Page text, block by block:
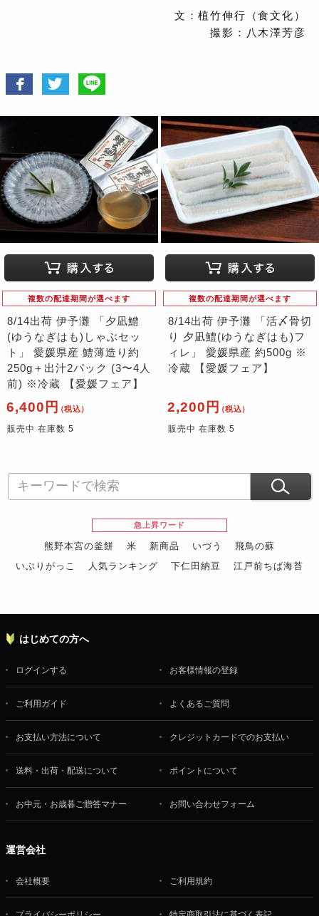
文：植竹伸行（食文化）
撮影：八木澤芳彦
複数の配達期間が選べます
8/14出荷 伊予灘 「夕凪鱧
(ゆうなぎはも)しゃぶセッ
ト」 愛媛県産 鱧薄造り約
250g＋出汁2パック (3〜4人
前) ※冷蔵 【愛媛フェア】
6,400円 （税込）
販売中 在庫数 5
複数の配達期間が選べます
8/14出荷 伊予灘 「活〆骨切
り 夕凪鱧(ゆうなぎはも)フ
ィレ」 愛媛県産 約500g ※
冷蔵 【愛媛フェア】
2,200円 （税込）
販売中 在庫数 5
急上昇ワード
熊野本宮の釜餅 米 新商品 いづう
飛鳥の蘇
いぶりがっこ
人気ランキング 下仁田納豆
江戸前ちば海苔
はじめての方へ
ログインする お客様情報の登録
ご利用ガイド よくあるご質問
お支払い方法について クレジットカードでのお支払い
送料・出荷・配送について ポイントについて
お中元・お歳暮ご贈答マナー お問い合わせフォーム
運営会社
会社概要 ご利用規約